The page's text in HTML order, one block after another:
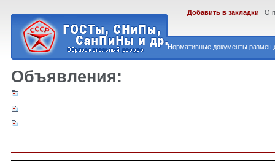
Нормативные документы
Добавить в закладки О
Объявления: